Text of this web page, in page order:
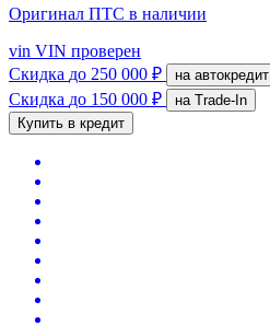
Оригинал ПТС в наличии
vin VIN проверен
Скидка до 250 000 ₽ на автокредит
Скидка до 150 000 ₽
на Trade-In
Купить в кредит